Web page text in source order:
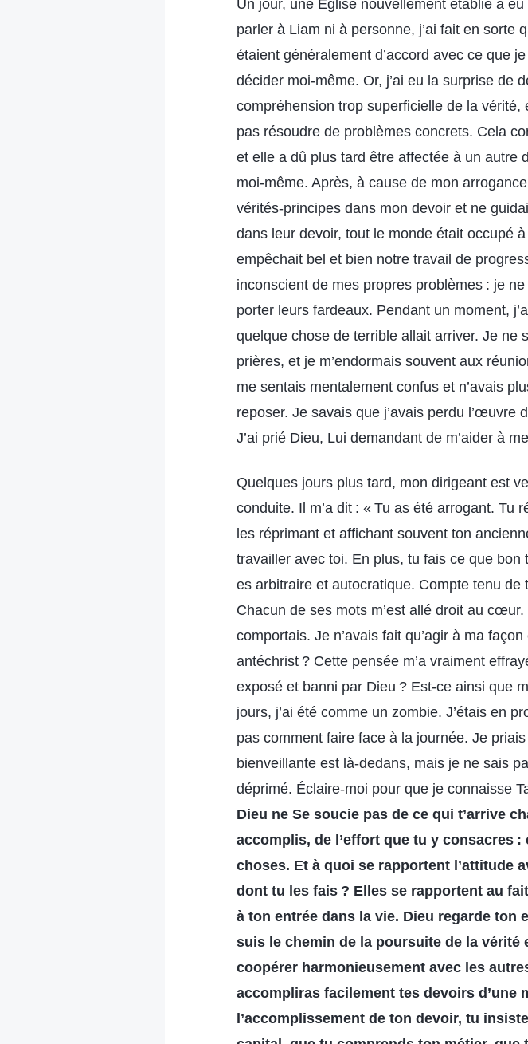
Un jour, une Église nouvellement établie a
parler à Liam ni à personne, j’ai fait en sorte
étaient généralement d’accord avec ce que
décider moi-même. Or, j’ai eu la surprise
compréhension trop superficielle de la
pas résoudre de problèmes concrets. Cela
et elle a dû plus tard être affectée à un autre
moi-même. Après, à cause de mon
vérités-principes dans mon devoir et ne
dans leur devoir, tout le monde était occupé
empêchait bel et bien notre travail de
inconscient de mes propres problèmes : je
porter leurs fardeaux. Pendant un moment,
quelque chose de terrible allait arriver. Je ne
prières, et je m’endormais souvent aux
me sentais mentalement confus et n’avais
reposer. Je savais que j’avais perdu l’œuvre
J’ai prié Dieu, Lui demandant de m’aider à
Quelques jours plus tard, mon dirigeant est
conduite. Il m’a dit : « Tu as été arrogant. Tu
les réprimant et affichant souvent ton
travailler avec toi. En plus, tu fais ce que bon
es arbitraire et autocratique. Compte tenu
Chacun de ses mots m’est allé droit au
comportais. Je n’avais fait qu’agir à ma
antéchrist ? Cette pensée m’a vraiment
exposé et banni par Dieu ? Est-ce ainsi que
jours, j’ai été comme un zombie. J’étais en
pas comment faire face à la journée. Je
bienveillante est là-dedans, mais je ne sais
déprimé. Éclaire-moi pour que je connaisse
Dieu ne Se soucie pas de ce qui t’arrive
accomplis, de l’effort que tu y consacres :
choses. Et à quoi se rapportent l’attitude
dont tu les fais ? Elles se rapportent au
à ton entrée dans la vie. Dieu regarde ton
suis le chemin de la poursuite de la vérité
coopérer harmonieusement avec les
accompliras facilement tes devoirs d’une
l’accomplissement de ton devoir, tu